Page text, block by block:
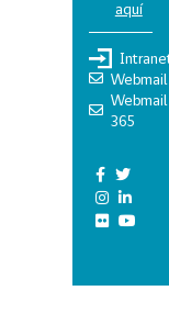
aquí
Webmail
Webmail
365